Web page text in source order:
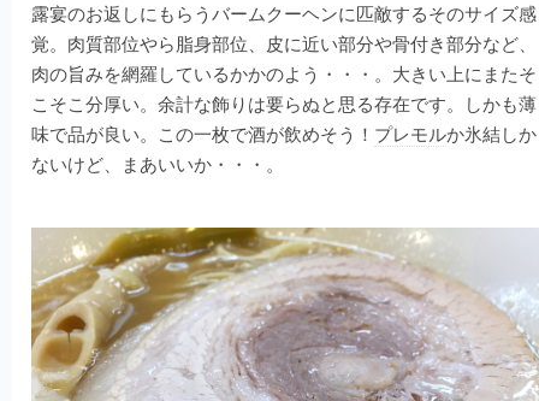
露宴のお返しにもらうバームクーヘンに匹敵するそのサイズ感
覚。肉質部位やら脂身部位、皮に近い部分や骨付き部分など、
肉の旨みを網羅しているかかのよう・・・。大きい上にまたそ
こそこ分厚い。余計な飾りは要らぬと思る存在です。しかも薄
味で品が良い。この一枚で酒が飲めそう！ プレモルか氷結しか
ないけど、まあいいか・・・。